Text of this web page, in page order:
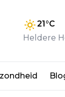
21°C
Heldere